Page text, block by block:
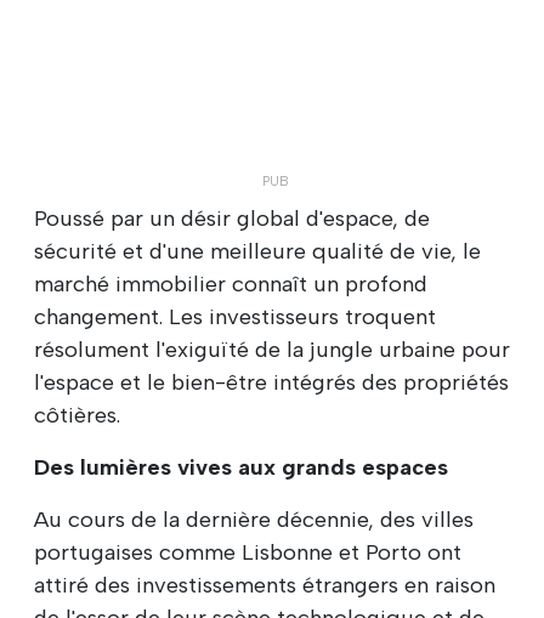
Poussé par un désir global d'espace, de
sécurité et d'une meilleure qualité de vie, le
marché immobilier connaît un profond
changement. Les investisseurs troquent
résolument l'exiguïté de la jungle urbaine pour
l'espace et le bien-être intégrés des propriétés
côtières.
Des lumières vives aux grands espaces
Au cours de la dernière décennie, des villes
portugaises comme Lisbonne et Porto ont
attiré des investissements étrangers en raison